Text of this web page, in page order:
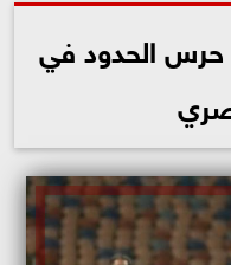
حرس الحدود في